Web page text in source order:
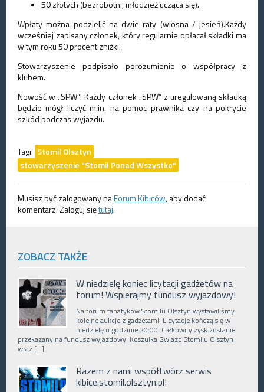
50 złotych (bezrobotni, młodzież ucząca się).
Wpłaty można podzielić na dwie raty (wiosna / jesień).Każdy
wcześniej zapisany członek, który regularnie opłacał składki ma
w tym roku 50 procent zniżki.
Stowarzyszenie podpisało porozumienie o współpracy z
klubem.
Nowość w „SPW”! Każdy członek „SPW” z uregulowaną składką
będzie mógł liczyć m.in. na pomoc prawnika czy na pokrycie
szkód podczas wyjazdu.
Tagi: Stomil Olsztyn
stowarzyszenie "Stomil Ponad Wszystko"
Musisz być zalogowany naForum Kibiców, aby dodać
komentarz. Zaloguj siętutaj.
ZOBACZ TAKŻE
W niedzielę koniec licytacji gadżetów na
forum! Wspierajmy fundusz wyjazdowy!
Na forum fanatyków Stomilu Olsztyn wystawiliśmy
kolejne aukcje z gadżetami. Licytacje kończą się w
niedzielę o godzinie 20:00. Całkowity zysk zostanie
przekazany na fundusz wyjazdowy. Koszulka Gwiazd Stomilu Olsztyn
wraz […]
Razem z nami współtwórz serwis
kibice.stomil.olsztyn.pl!